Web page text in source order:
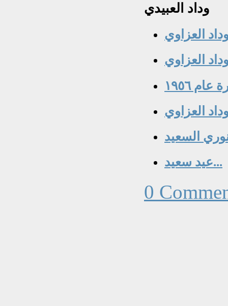
وداد العبيدي
العزاوي
العزاوي
١٩٥٦
العزاوي
السعيد
عيد سعيد...
0